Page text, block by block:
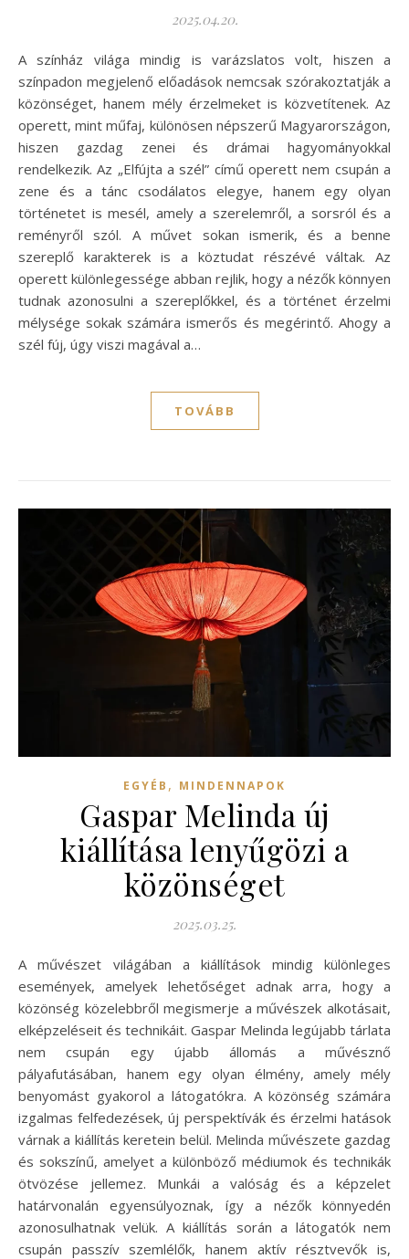
2025.04.20.
A színház világa mindig is varázslatos volt, hiszen a
színpadon megjelenő előadások nemcsak szórakoztatják a
közönséget, hanem mély érzelmeket is közvetítenek. Az
operett, mint műfaj, különösen népszerű Magyarországon,
hiszen gazdag zenei és drámai hagyományokkal
rendelkezik. Az „Elfújta a szél” című operett nem csupán a
zene és a tánc csodálatos elegye, hanem egy olyan
történetet is mesél, amely a szerelemről, a sorsról és a
reményről szól. A művet sokan ismerik, és a benne
szereplő karakterek is a köztudat részévé váltak. Az
operett különlegessége abban rejlik, hogy a nézők könnyen
tudnak azonosulni a szereplőkkel, és a történet érzelmi
mélysége sokak számára ismerős és megérintő. Ahogy a
szél fúj, úgy viszi magával a…
TOVÁBB
EGYÉB , MINDENNAPOK
Gaspar Melinda új
kiállítása lenyűgözi a
közönséget
2025.03.25.
A művészet világában a kiállítások mindig különleges
események, amelyek lehetőséget adnak arra, hogy a
közönség közelebbről megismerje a művészek alkotásait,
elképzeléseit és technikáit. Gaspar Melinda legújabb tárlata
nem csupán egy újabb állomás a művésznő
pályafutásában, hanem egy olyan élmény, amely mély
benyomást gyakorol a látogatókra. A közönség számára
izgalmas felfedezések, új perspektívák és érzelmi hatások
várnak a kiállítás keretein belül. Melinda művészete gazdag
és sokszínű, amelyet a különböző médiumok és technikák
ötvözése jellemez. Munkái a valóság és a képzelet
határvonalán egyensúlyoznak, így a nézők könnyedén
azonosulhatnak velük. A kiállítás során a látogatók nem
csupán passzív szemlélők, hanem aktív résztvevők is,